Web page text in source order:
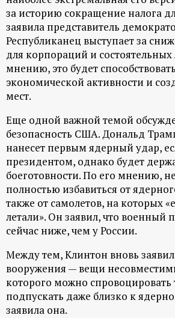
п
о
р
т
а
л
за историю сокращение налога
заявила представитель
Республиканец выступает за
для корпораций и
мнению, это будет способствовать
экономической активности и
мест.
Еще одной важной темой
безопасность США. Дональд
нанесет первым ядерный удар,
президентом, однако будет
боеготовности. По его мнению,
полностью избавиться от
также от самолетов, на которых
летали». Он заявил, что
сейчас ниже, чем у России.
Между тем, Клинтон вновь
вооружения — вещи
которого можно спровоцировать
подпускать даже близко к
заявила она.